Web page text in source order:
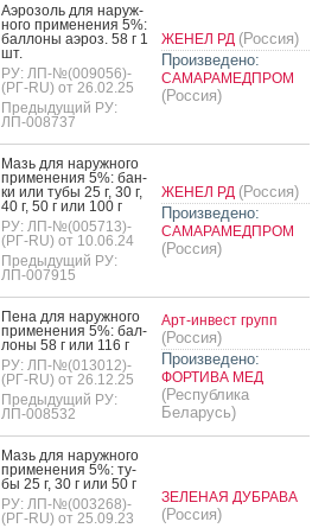
А­эро­золь для на­руж­
но­го при­мене­ния 5%:
бал­ло­ны а­эроз. 58 г 1
шт.
РУ: ЛП-№(009056)-
(РГ-RU) от 26.02.25
Предыдущий РУ:
ЛП-008737
ЖЕНЕЛ РД (Россия)
Произведено:
САМАРАМЕДПРОМ
(Россия)
Мазь для на­руж­но­го
при­мене­ния 5%: бан­
ки или ту­бы 25 г, 30 г,
40 г, 50 г или 100 г
РУ: ЛП-№(005713)-
(РГ-RU) от 10.06.24
Предыдущий РУ:
ЛП-007915
ЖЕНЕЛ РД (Россия)
Произведено:
САМАРАМЕДПРОМ
(Россия)
Пе­на для на­руж­но­го
при­мене­ния 5%: бал­
ло­ны 58 г или 116 г
РУ: ЛП-№(013012)-
(РГ-RU) от 26.12.25
Предыдущий РУ:
ЛП-008532
Арт-инвест групп
(Россия)
Произведено:
ФОРТИВА МЕД
(Республика
Беларусь)
Мазь для на­руж­но­го
при­мене­ния 5%: ту­
бы 25 г, 30 г или 50 г
РУ: ЛП-№(003268)-
(РГ-RU) от 25.09.23
ЗЕЛЕНАЯ ДУБРАВА
(Россия)